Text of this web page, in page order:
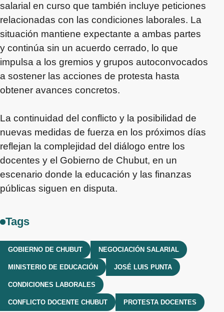
salarial en curso que también incluye peticiones
relacionadas con las condiciones laborales. La
situación mantiene expectante a ambas partes
y continúa sin un acuerdo cerrado, lo que
impulsa a los gremios y grupos autoconvocados
a sostener las acciones de protesta hasta
obtener avances concretos.
La continuidad del conflicto y la posibilidad de
nuevas medidas de fuerza en los próximos días
reflejan la complejidad del diálogo entre los
docentes y el Gobierno de Chubut, en un
escenario donde la educación y las finanzas
públicas siguen en disputa.
Tags
GOBIERNO DE CHUBUT NEGOCIACIÓN SALARIAL
MINISTERIO DE EDUCACIÓN JOSÉ LUIS PUNTA
CONDICIONES LABORALES
CONFLICTO DOCENTE CHUBUT PROTESTA DOCENTES